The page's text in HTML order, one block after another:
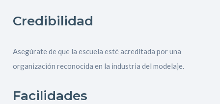
Credibilidad
Asegúrate de que la escuela esté acreditada por una
organización reconocida en la industria del modelaje.
Facilidades